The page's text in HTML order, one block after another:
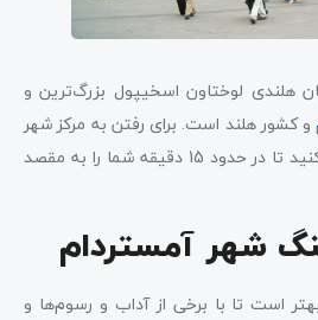
هلندی لوختاون اسخیپول بزرگ‌ترین و
و کشور هلند است. برای رفتن به مرکز شهر
می‌توانید از قطار استفاده کنید تا در حدود 15 دقیقه شما را به مقصد
شهر آمستردام
است تا با برخی از آداب و رسوم‌ها و